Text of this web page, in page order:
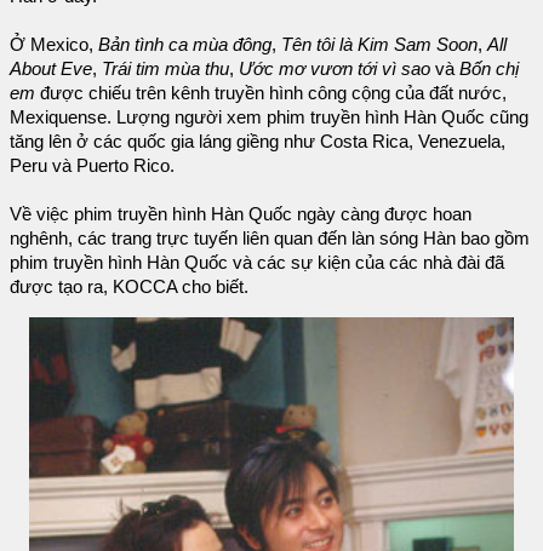
Ở Mexico, Bản tình ca mùa đông, Tên tôi là Kim Sam Soon, All
About Eve, Trái tim mùa thu, Ước mơ vươn tới vì sao và Bốn chị
em được chiếu trên kênh truyền hình công cộng của đất nước,
Mexiquense. Lượng người xem phim truyền hình Hàn Quốc cũng
tăng lên ở các quốc gia láng giềng như Costa Rica, Venezuela,
Peru và Puerto Rico.
Về việc phim truyền hình Hàn Quốc ngày càng được hoan
nghênh, các trang trực tuyến liên quan đến làn sóng Hàn bao gồm
phim truyền hình Hàn Quốc và các sự kiện của các nhà đài đã
được tạo ra, KOCCA cho biết.